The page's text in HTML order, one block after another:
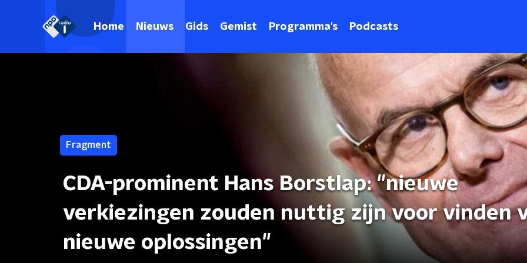
Home Nieuws Gids Gemist Programma's Podcasts
Fragment
CDA-prominent Hans Borstlap: "nieuwe
verkiezingen zouden nuttig zijn voor vinden
nieuwe oplossingen"